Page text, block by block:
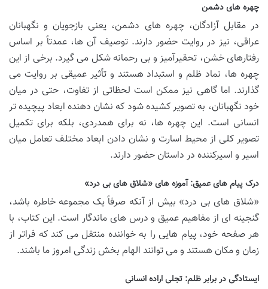
چهره های دشمن
در مقابل آزادگان، چهره های دشمن، یعنی بازجویان و نگهبانان
عراقی، نیز در روایت حضور دارند. توصیف آن ها، عمدتاً بر اساس
رفتارهای خشن، تحقیرآمیز و بی رحمانه شکل می گیرد. برخی از این
چهره ها، نماد ظلم و استبداد هستند و تأثیر عمیقی بر روایت می
گذارند. اما گاهی نیز ممکن است لحظاتی از تفاوت، حتی در میان
خود نگهبانان، به تصویر کشیده شود که نشان دهنده ابعاد پیچیده تر
انسانی است. این چهره ها، نه برای همدردی، بلکه برای تکمیل
تصویر کلی از محیط اسارت و نشان دادن ابعاد مختلف تعامل میان
اسیر و اسیرکننده در داستان حضور دارند.
درک پیام های عمیق: آموزه های «شلاق های بی درد»
«شلاق های بی درد» بیش از آنکه صرفاً یک مجموعه خاطره باشد،
گنجینه ای از مفاهیم عمیق و درس های ماندگار است. این کتاب، با
هر صفحه خود، پیام هایی را به خواننده منتقل می کند که فراتر از
زمان و مکان هستند و می توانند الهام بخش زندگی امروز ما باشند.
ایستادگی در برابر ظلم: تجلی اراده انسانی